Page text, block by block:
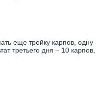
еще тройку карпов, одну
третьего дня – 10 карпов,